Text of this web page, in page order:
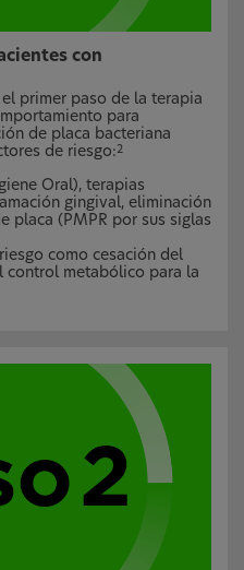
con
primer paso de la terapia
para
de placa bacteriana
de riesgo:2
Oral), terapias
gingival, eliminación
placa (PMPR por sus siglas
como cesación del
control metabólico para la